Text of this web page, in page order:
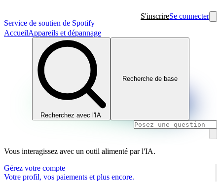
Service de soutien de Spotify
S'inscrireSe connecter
AccueilAppareils et dépannage
Recherchez avec l'IA
Recherche de base
Vous interagissez avec un outil alimenté par l'IA.
Gérez votre compte
Votre profil, vos paiements et plus encore.